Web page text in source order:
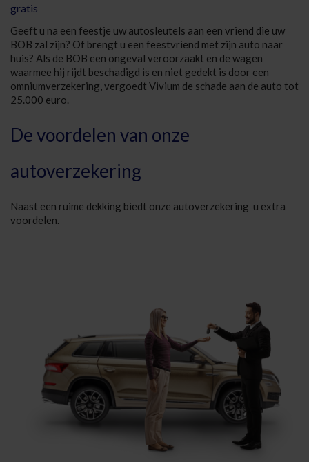
gratis
Geeft u na een feestje uw autosleutels aan een vriend die uw
BOB zal zijn? Of brengt u een feestvriend met zijn auto naar
huis? Als de BOB een ongeval veroorzaakt en de wagen
waarmee hij rijdt beschadigd is en niet gedekt is door een
omniumverzekering, vergoedt Vivium de schade aan de auto tot
25.000 euro.
De voordelen van onze
autoverzekering
Naast een ruime dekking biedt onze autoverzekering u extra
voordelen.